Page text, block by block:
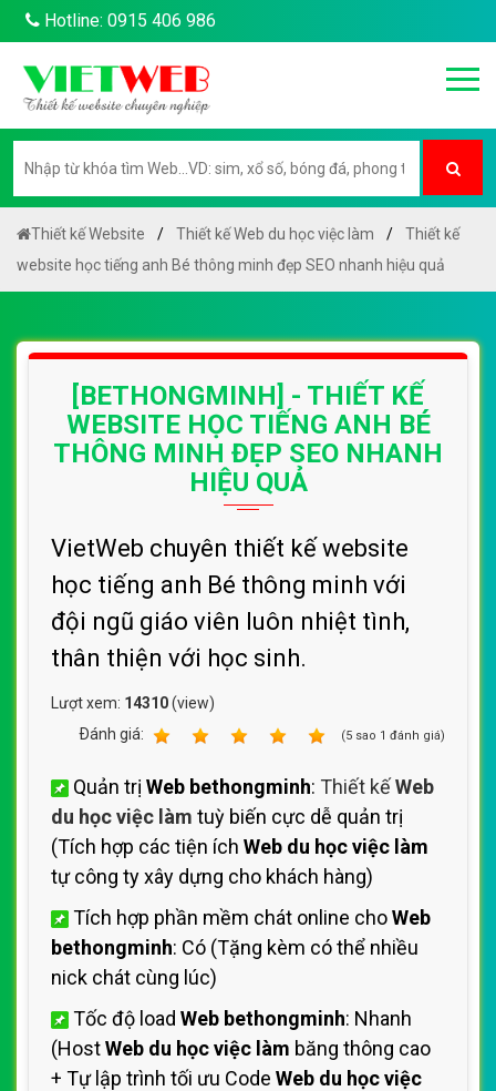
Hotline: 0915 406 986
Thiết kế Website Thiết kế Web du học việc làm
Thiết kế
website học tiếng anh Bé thông minh đẹp SEO nhanh hiệu quả
[BETHONGMINH] - THIẾT KẾ
WEBSITE HỌC TIẾNG ANH BÉ
THÔNG MINH ĐẸP SEO NHANH
HIỆU QUẢ
VietWeb chuyên thiết kế website
học tiếng anh Bé thông minh với
đội ngũ giáo viên luôn nhiệt tình,
thân thiện với học sinh.
Lượt xem: 14310(view)
Ðánh giá:
(5 sao 1 đánh giá)
Quản trị Web bethongminh: Thiết kếWeb
du học việc làm tuỳ biến cực dễ quản trị
(Tích hợp các tiện ích Web du học việc làm
tự công ty xây dựng cho khách hàng)
Tích hợp phần mềm chát online choWeb
bethongminh: Có (Tặng kèm có thể nhiều
nick chát cùng lúc)
Tốc độ load Web bethongminh: Nhanh
(HostWeb du học việc làm băng thông cao
+ Tự lập trình tối ưu Code Web du học việc